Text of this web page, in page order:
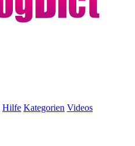
Hilfe Kategorien Videos